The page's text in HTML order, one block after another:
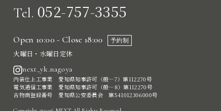
Tel. 052-757-3355
Open 10:00 - Close 18:00 予約制
火曜日・水曜日定休
next_yk.nagoya
内装仕上工事業 愛知県知事許可（般―7）第112270号
電気通信工事業 愛知県知事許可（般―8）第112270号
古物商登録番号 愛知県公安委員会 第541012306000号